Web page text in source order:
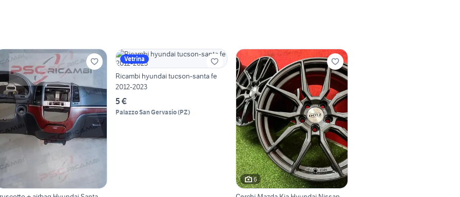
Vetrina
Ricambi hyundai tucson-santa fe
2012-2023
5 €
Palazzo San Gervasio(PZ)
6